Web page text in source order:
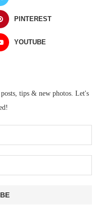
PINTEREST
YOUTUBE
tips & new photos. Let's